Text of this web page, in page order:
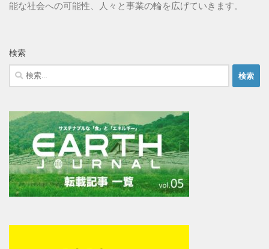
能な社会への可能性、人々と事業の輪を広げていきます。
検索
検
索: